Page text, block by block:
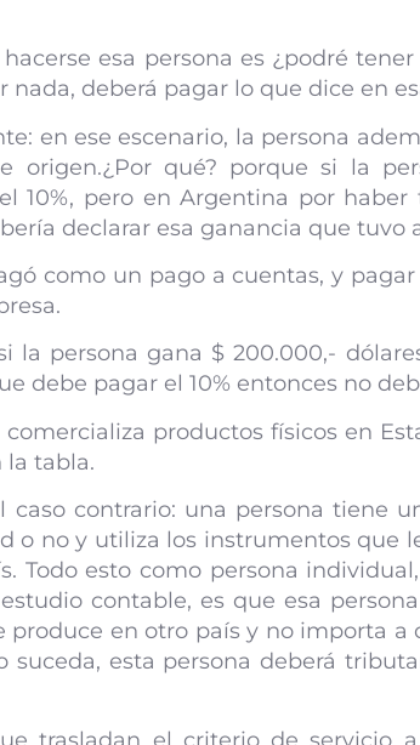
esa persona es ¿podré
nada, deberá pagar lo que dice en
en ese escenario, la persona
qué? porque si la
10%, pero en Argentina por
declarar esa ganancia que tuvo
como un pago a cuentas, y
la persona gana $ 200.000,-
debe pagar el 10% entonces no
productos físicos en
la tabla.
caso contrario: una persona tiene
o no y utiliza los instrumentos que
Todo esto como persona
contable, es que esa
produce en otro país y no importa
suceda, esta persona deberá